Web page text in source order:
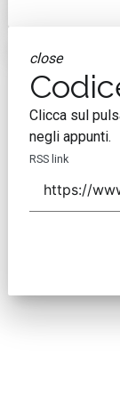
close
Clicca sul
negli appunti.
RSS link